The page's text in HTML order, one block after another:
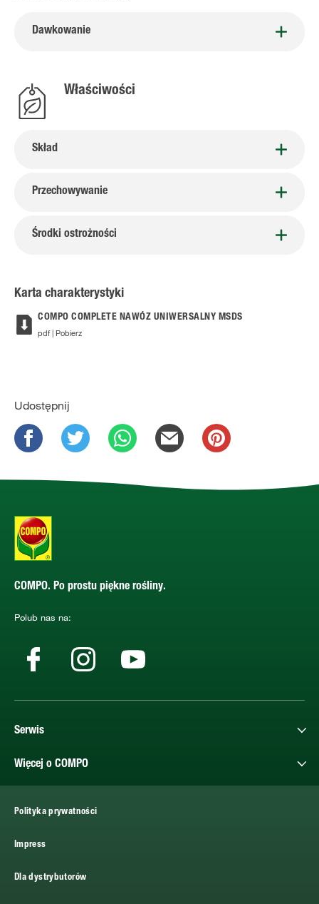
Dawkowanie
Właściwości
Skład
Przechowywanie
Środki ostrożności
Karta charakterystyki
COMPO COMPLETE NAWÓZ UNIWERSALNY MSDS
pdf | Pobierz
Udostępnij
COMPO. Po prostu piękne rośliny.
Polub nas na:
Serwis
Więcej o COMPO
Polityka prywatności
Impress
Dla dystrybutorów